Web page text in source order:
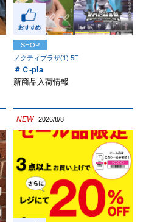
SHOP
ノクティプラザ(1) 5F
＃Ｃ-pla
新商品入荷情報
NEW 2026/8/8